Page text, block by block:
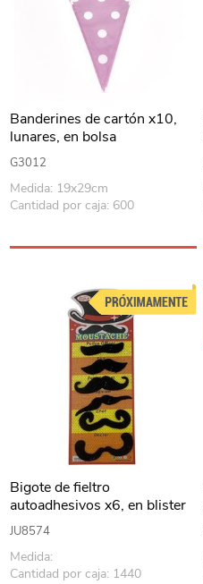
Banderines de cartón x10,
lunares, en bolsa
G3012
Medida: 19x29cm
Cantidad por caja: 600
Bigote de fieltro
autoadhesivos x6, en blister
JU8574
Medida:
Cantidad por caja: 1440